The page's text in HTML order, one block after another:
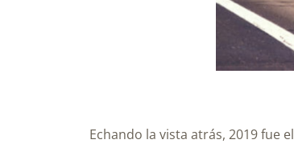
Echando la vista atrás, 2019 fue el